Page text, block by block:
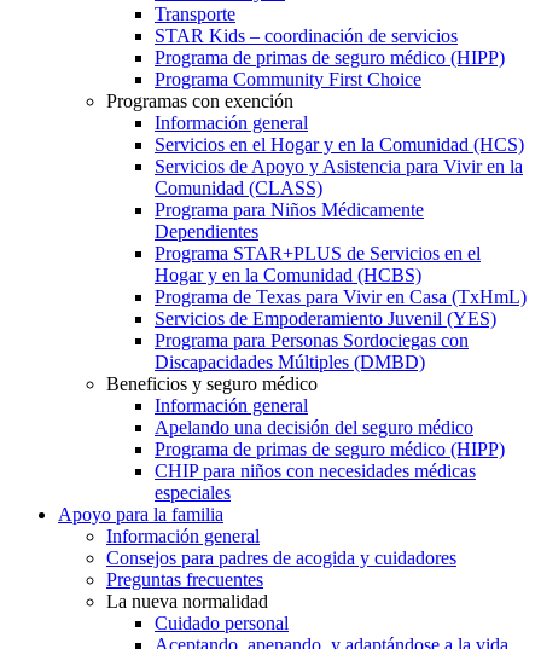
Transporte
STAR Kids – coordinación de servicios
Programa de primas de seguro médico (HIPP)
Programa Community First Choice
Programas con exención
Información general
Servicios en el Hogar y en la Comunidad (HCS)
Servicios de Apoyo y Asistencia para Vivir en la
Comunidad (CLASS)
Programa para Niños Médicamente
Dependientes
Programa STAR+PLUS de Servicios en el
Hogar y en la Comunidad (HCBS)
Programa de Texas para Vivir en Casa (TxHmL)
Servicios de Empoderamiento Juvenil (YES)
Programa para Personas Sordociegas con
Discapacidades Múltiples (DMBD)
Beneficios y seguro médico
Información general
Apelando una decisión del seguro médico
Programa de primas de seguro médico (HIPP)
CHIP para niños con necesidades médicas
especiales
Apoyo para la familia
Información general
Consejos para padres de acogida y cuidadores
Preguntas frecuentes
La nueva normalidad
Cuidado personal
Aceptando, apenando, y adaptándose a la vida